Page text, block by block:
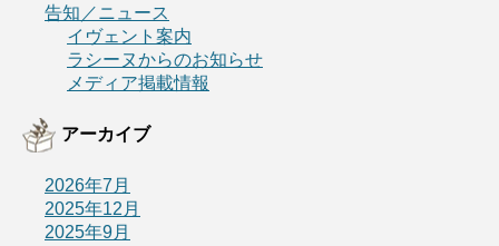
告知／ニュース
イヴェント案内
ラシーヌからのお知らせ
メディア掲載情報
アーカイブ
2026年7月
2025年12月
2025年9月